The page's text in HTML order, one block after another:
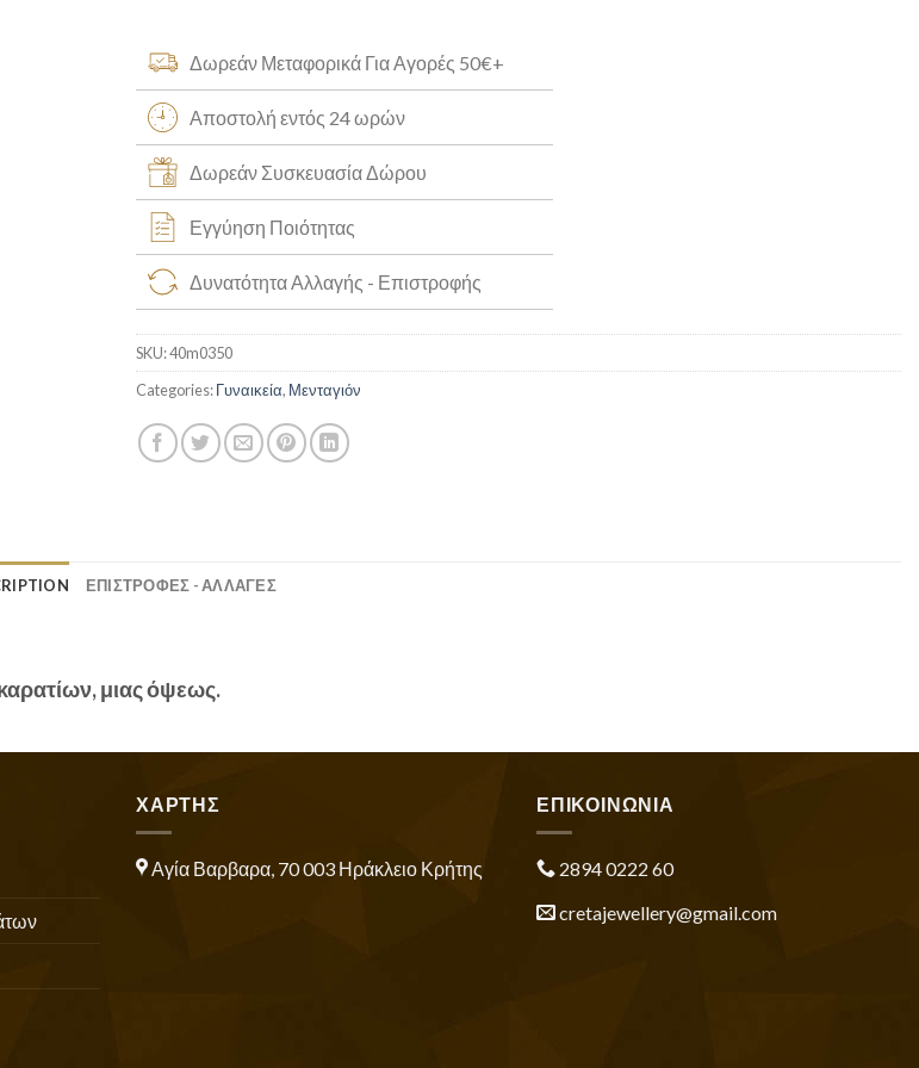
Δωρεάν Μεταφορικά Για Αγορές 50€+
Αποστολή εντός 24 ωρών
Δωρεάν Συσκευασία Δώρου
Εγγύηση Ποιότητας
Δυνατότητα Αλλαγής - Επιστροφής
SKU:40m0350
Categories:Γυναικεία, Μενταγιόν
ΕΠΙΣΤΡΟΦΕΣ - ΑΛΛΑΓΕΣ
μιας όψεως.
ΧΑΡΤΗΣ
Αγία Βαρβαρα, 70 003 Ηράκλειο Κρήτης
ΕΠΙΚΟΙΝΩΝΙΑ
2894 0222 60
cretajewellery@gmail.com